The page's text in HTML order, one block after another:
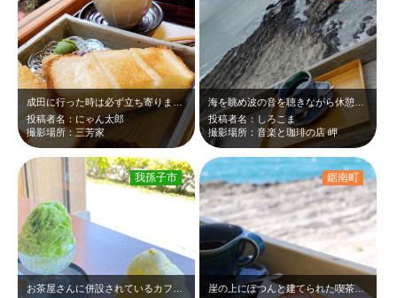
成田に行った時は必ず立ち寄ります。
投稿者名：にゃん太郎
撮影場所：三芳家
投稿者名：しろこま
撮影場所：音楽と珈琲の店 岬
お茶屋さんに併設されているカフェ 手賀沼を眺めながらお茶できます🍵
我孫子市
崖の上にぽつんと建てられた喫茶店｢音楽と珈琲の店 岬｣。テラス席からは海が見渡…
鋸南町